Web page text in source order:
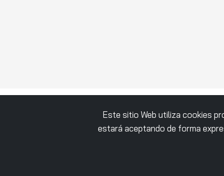
Este sitio Web utiliza cookies
estará aceptando de forma